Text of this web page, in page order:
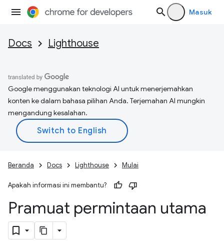
Masuk
Docs Lighthouse
Google menggunakan teknologi AI untuk menerjemahkan
konten ke dalam bahasa pilihan Anda. Terjemahan AI mungkin
mengandung kesalahan.
Beranda Docs Lighthouse Mulai
Apakah informasi ini membantu?
Pramuat permintaan utama